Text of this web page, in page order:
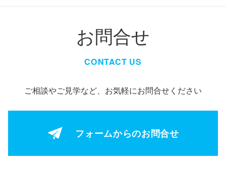
お問合せ
CONTACT US
ご相談やご見学など、お気軽にお問合せください
フォームからのお問合せ